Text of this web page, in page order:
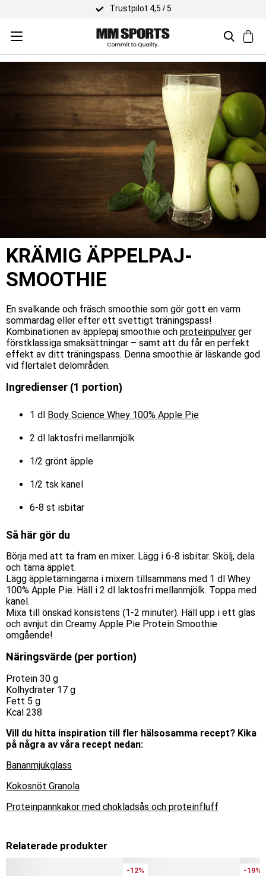
Trustpilot 4,5 / 5
KRÄMIG ÄPPELPAJ-
SMOOTHIE
En svalkande och fräsch smoothie som gör gott en varm
sommardag eller efter ett svettigt träningspass!
Kombinationen av äpplepaj smoothie och proteinpulver ger
förstklassiga smaksättningar – samt att du får en perfekt
effekt av ditt träningspass. Denna smoothie är läskande god
vid flertalet delområden.
Ingredienser (1 portion)
1 dl Body Science Whey 100% Apple Pie
2 dl laktosfri mellanmjölk
1/2 grönt äpple
1/2 tsk kanel
6-8 st isbitar
Så här gör du
Börja med att ta fram en mixer. Lägg i 6-8 isbitar. Skölj, dela
och tärna äpplet.
Lägg äppletärningarna i mixern tillsammans med 1 dl Whey
100% Apple Pie. Häll i 2 dl laktosfri mellanmjölk. Toppa med
kanel.
Mixa till önskad konsistens (1-2 minuter). Häll upp i ett glas
och avnjut din Creamy Apple Pie Protein Smoothie
omgående!
Näringsvärde (per portion)
Protein 30 g
Kolhydrater 17 g
Fett 5 g
Kcal 238
Vill du hitta inspiration till fler hälsosamma recept? Kika
på några av våra recept nedan:
Bananmjukglass
Kokosnöt Granola
Proteinpannkakor med chokladsås och proteinfluff
Relaterade produkter
-12% -19%